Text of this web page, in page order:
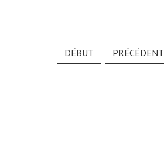
DÉBUT PRÉCÉDENT